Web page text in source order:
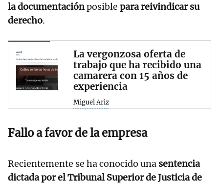
la documentaciónposible para reivindicar su
derecho.
La vergonzosa oferta de
trabajo que ha recibido una
camarera con 15 años de
experiencia
Miguel Ariz
Fallo a favor de la empresa
Recientemente se ha conocido una sentencia
dictada por el Tribunal Superior de Justicia de